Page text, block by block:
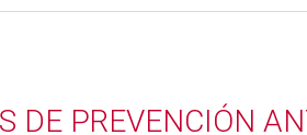
DE PREVENCIÓN